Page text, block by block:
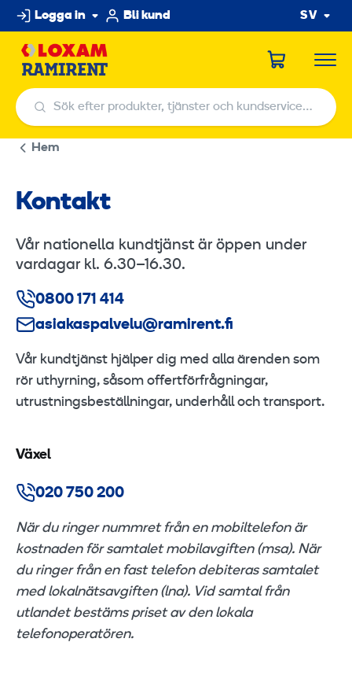
Hoppa
till
innehållet
Logga in Bli kund SV
Sök efter produkter, tjänster och kundservicecenter
Sök efter produkter, tjänster och kundservicecenter
Hem
Kontakt
Vår nationella kundtjänst är öppen under
vardagar kl. 6.30–16.30.
0800 171 414
asiakaspalvelu@ramirent.fi
Vår kundtjänst hjälper dig med alla ärenden som
rör uthyrning, såsom offertförfrågningar,
utrustningsbeställningar, underhåll och transport.
Växel
020 750 200
När du ringer nummret från en mobiltelefon är
kostnaden för samtalet mobilavgiften (msa). När
du ringer från en fast telefon debiteras samtalet
med lokalnätsavgiften (lna). Vid samtal från
utlandet bestäms priset av den lokala
telefonoperatören.